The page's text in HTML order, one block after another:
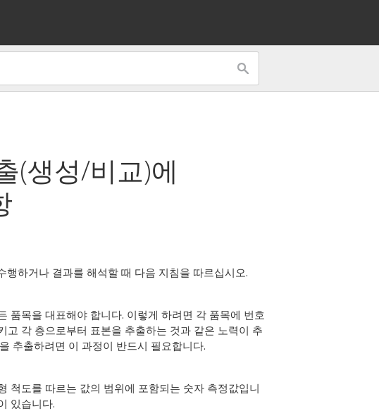
(생성/비교)에
하거나 결과를 해석할 때 다음 지침을 따르십시오.
품목을 대표해야 합니다. 이렇게 하려면 각 품목에 번호
각 층으로부터 표본을 추출하는 것과 같은 노력이 추
추출하려면 이 과정이 반드시 필요합니다.
척도를 따르는 값의 범위에 포함되는 숫자 측정값입니
있습니다.